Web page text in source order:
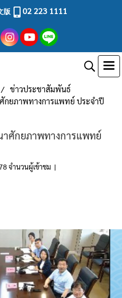
版 02 223 1111
ข่าวประชาสัมพันธ์
กยภาพทางการแพทย์ ประจำปี
ศักยภาพทางการแพทย์
จำนวนผู้เข้าชม |